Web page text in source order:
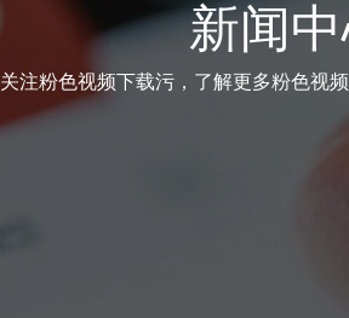
新闻
关注粉色视频下载污，了解更多粉色